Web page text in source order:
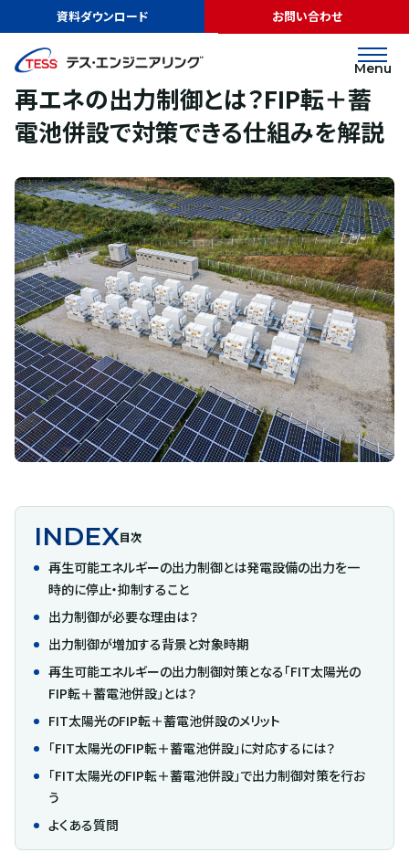
資料ダウンロード お問い合わせ
Menu
お役立ち情報 コラム一覧
再エネの出力制御とは？FIP転＋蓄電
池併設で対策できる仕組みを解説
蓄電池
2026.06.29
再エネの出力制御とは？FIP転＋蓄
電池併設で対策できる仕組みを解説
INDEX目次
再生可能エネルギーの出力制御とは発電設備の出力を一
時的に停止・抑制すること
出力制御が必要な理由は？
出力制御が増加する背景と対象時期
再生可能エネルギーの出力制御対策となる「FIT太陽光の
FIP転＋蓄電池併設」とは？
FIT太陽光のFIP転＋蓄電池併設のメリット
「FIT太陽光のFIP転＋蓄電池併設」に対応するには？
「FIT太陽光のFIP転＋蓄電池併設」で出力制御対策を行お
う
よくある質問